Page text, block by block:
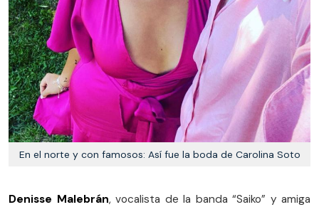
En el norte y con famosos: Así fue la boda de Carolina Soto
Denisse Malebrán, vocalista de la banda “Saiko” y amiga